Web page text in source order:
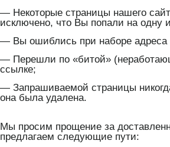
— Некоторые страницы нашего
исключено, что Вы попали на одну
— Вы ошиблись при наборе адреса
— Перешли по «битой»
ссылке;
— Запрашиваемой страницы
она была удалена.
Мы просим прощение за
предлагаем следующие пути: